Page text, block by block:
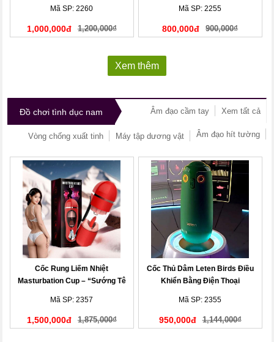
Mã SP: 2260
1,000,000đ 1,200,000₫
Mã SP: 2255
800,000đ 900,000₫
Xem thêm
Đồ chơi tình dục nam Xem tất cả
Âm đạo cầm tay
Âm đạo hít tường
Máy tập dương vật
Vòng chống xuất tinh
Cốc Rung Liếm Nhiệt
Masturbation Cup – “Sướng Tê
Mã SP: 2357
1,500,000đ 1,875,000₫
Cốc Thủ Dâm Leten Birds Điều
Khiển Bằng Điện Thoại
Mã SP: 2355
950,000đ 1,144,000₫